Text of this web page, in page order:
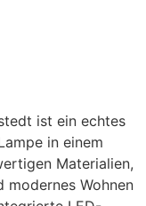
ist ein echtes
in einem
Materialien,
Wohnen